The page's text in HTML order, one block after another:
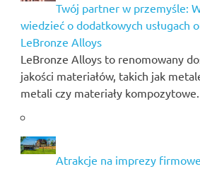
Twój partner w przemyśle:
wiedzieć o dodatkowych usługach
LeBronze Alloys
LeBronze Alloys to renomowany
jakości materiałów, takich jak
metali czy materiały
Atrakcje na imprezy